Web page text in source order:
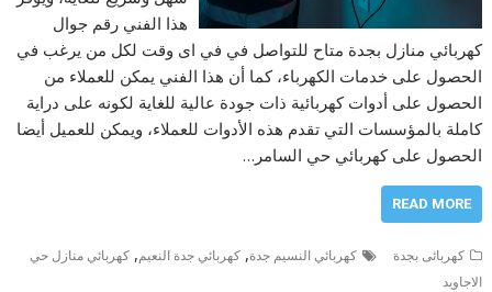
هذا الفني رقم جوال
كهربائي منازل بجدة متاح للتواصل في في اى وقت لكل من يرغب في
الحصول على خدمات الكهرباء، كما أن هذا الفني يمكن للعملاء من
الحصول على أدوات كهربائية ذات جودة عالية للغاية لكونه على دراية
كاملة بالمؤسسات التي تقدم هذه الأدوات للعملاء، ويمكن للعميل أيضا
الحصول على كهربائي حي السامر…
READ MORE
كهربائى بجدة كهربائي النسيم جدة,كهربائي جدة النعيم,كهربائي منازل حي
الاجاويد